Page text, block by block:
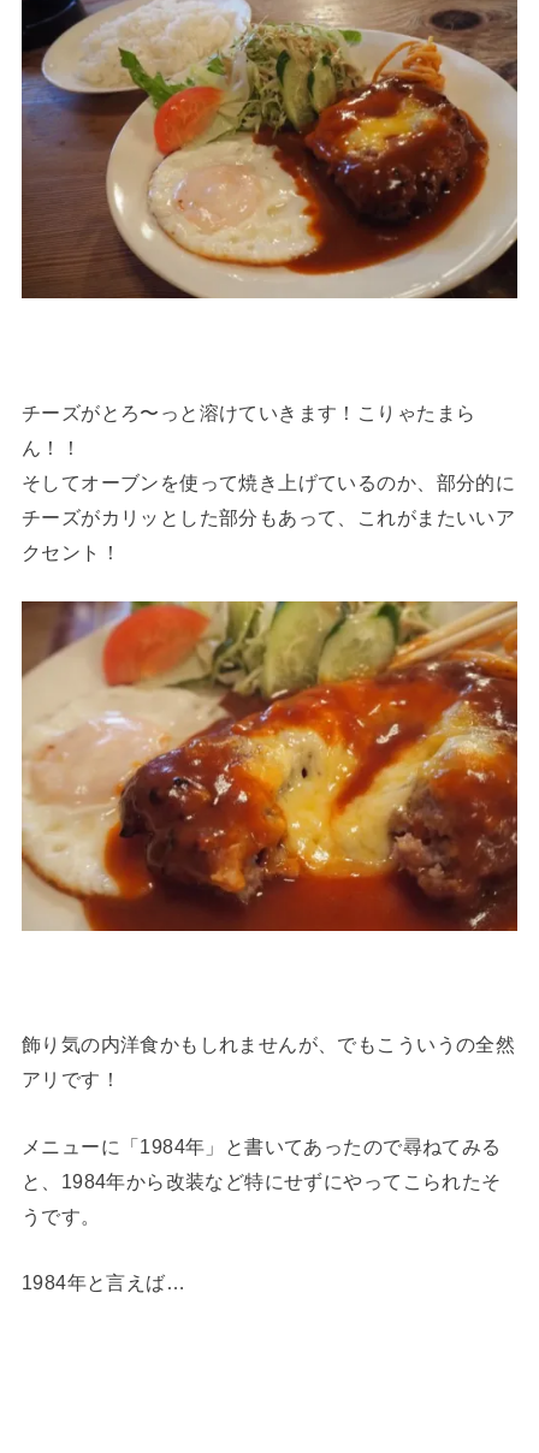
チーズがとろ〜っと溶けていきます！こりゃたまら
ん！！
そしてオーブンを使って焼き上げているのか、部分的に
チーズがカリッとした部分もあって、これがまたいいア
クセント！
飾り気の内洋食かもしれませんが、でもこういうの全然
アリです！
メニューに「1984年」と書いてあったので尋ねてみる
と、1984年から改装など特にせずにやってこられたそ
うです。
1984年と言えば…